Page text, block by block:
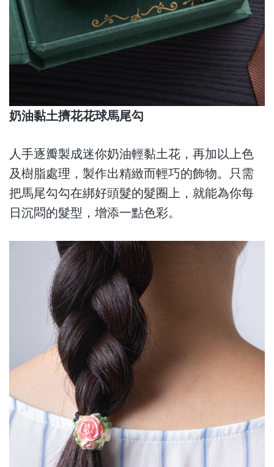
奶油黏土擠花花球馬尾勾
人手逐瓣製成迷你奶油輕黏土花，再加以上色
及樹脂處理，製作出精緻而輕巧的飾物。只需
把馬尾勾勾在綁好頭髮的髮圈上，就能為你每
日沉悶的髮型，增添一點色彩。